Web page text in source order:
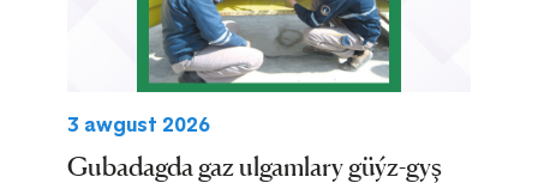
3 awgust 2026
Gubadagda gaz ulgamlary güýz-gyş